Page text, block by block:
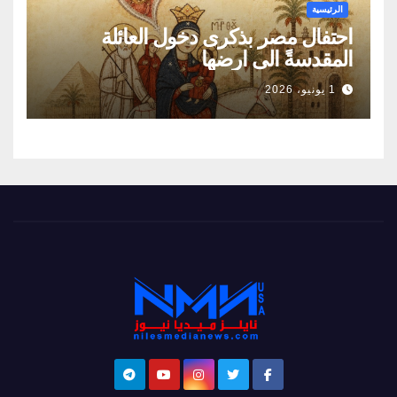
الرئيسية
احتفال مصر بذكرى دخول العائلة
المقدسةً الى ارضها
1 يونيو، 2026